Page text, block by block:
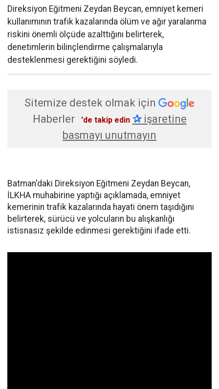
Direksiyon Eğitmeni Zeydan Beycan, emniyet kemeri
kullanımının trafik kazalarında ölüm ve ağır yaralanma
riskini önemli ölçüde azalttığını belirterek,
denetimlerin bilinçlendirme çalışmalarıyla
desteklenmesi gerektiğini söyledi.
Sitemize destek olmak için
Haberler
'de takip edin ✰işaretine
basmayı unutmayın
Batman'daki Direksiyon Eğitmeni Zeydan Beycan,
İLKHA muhabirine yaptığı açıklamada, emniyet
kemerinin trafik kazalarında hayati önem taşıdığını
belirterek, sürücü ve yolcuların bu alışkanlığı
istisnasız şekilde edinmesi gerektiğini ifade etti.